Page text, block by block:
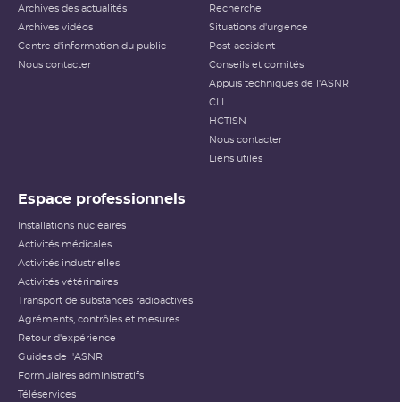
Archives des actualités
Archives vidéos
Centre d'information du public
Nous contacter
Recherche
Situations d'urgence
Post-accident
Conseils et comités
Appuis techniques de l'ASNR
CLI
HCTISN
Nous contacter
Liens utiles
Espace professionnels
Installations nucléaires
Activités médicales
Activités industrielles
Activités vétérinaires
Transport de substances radioactives
Agréments, contrôles et mesures
Retour d'expérience
Guides de l'ASNR
Formulaires administratifs
Téléservices